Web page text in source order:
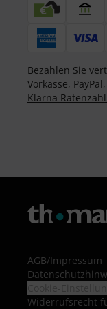
Bezahlen Sie
Vorkasse,
Klarna
AGB/Impressum
Widerrufsrecht